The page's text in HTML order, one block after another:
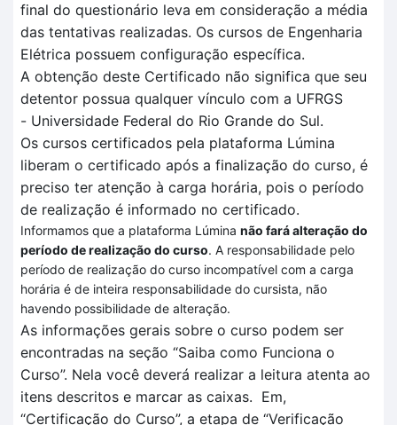
final do questionário leva em consideração a média
das tentativas realizadas. Os cursos de Engenharia
Elétrica possuem configuração específica.
A obtenção deste Certificado não significa que seu
detentor possua qualquer vínculo com a UFRGS
- Universidade Federal do Rio Grande do Sul.
Os cursos certificados pela plataforma Lúmina
liberam o certificado após a finalização do curso, é
preciso ter atenção à carga horária, pois o período
de realização é informado no certificado.
Informamos que a plataforma Lúmina não fará alteração do
período de realização do curso. A responsabilidade pelo
período de realização do curso incompatível com a carga
horária é de inteira responsabilidade do cursista, não
havendo possibilidade de alteração.
As informações gerais sobre o curso podem ser
encontradas na seção “Saiba como Funciona o
Curso”. Nela você deverá realizar a leitura atenta ao
itens descritos e marcar as caixas. Em,
“Certificação do Curso”, a etapa de “Verificação